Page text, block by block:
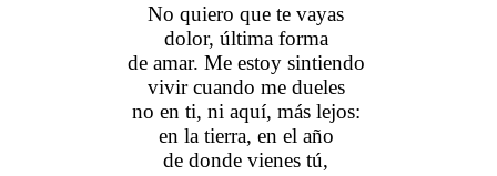
No quiero que te vayas
dolor, última forma
de amar. Me estoy sintiendo
vivir cuando me dueles
no en ti, ni aquí, más lejos:
en la tierra, en el año
de donde vienes tú,